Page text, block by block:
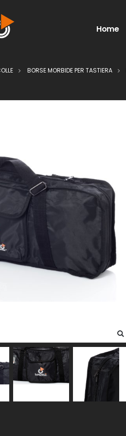
Home
BORSE MORBIDE PER TASTIERA